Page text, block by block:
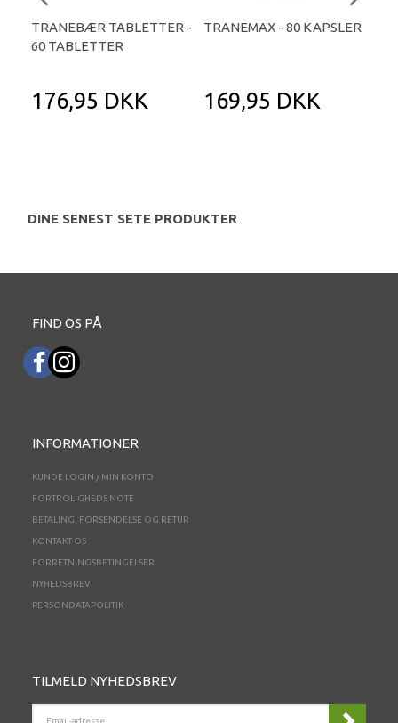
TRANEBÆR TABLETTER -
60 TABLETTER
176,95 DKK
TRANEMAX - 80 KAPSLER
169,95 DKK
DINE SENEST SETE PRODUKTER
FIND OS PÅ
INFORMATIONER
KUNDE LOGIN / MIN KONTO
FORTROLIGHEDS NOTE
BETALING, FORSENDELSE OG RETUR
KONTAKT OS
FORRETNINGSBETINGELSER
NYHEDSBREV
PERSONDATAPOLITIK
TILMELD NYHEDSBREV